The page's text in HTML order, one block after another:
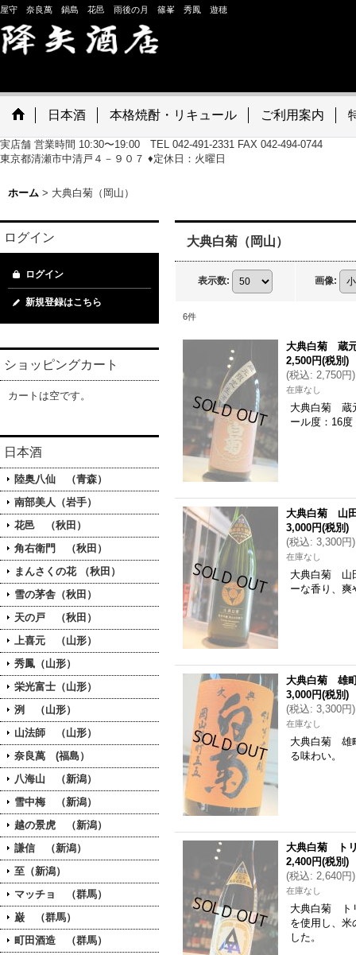
屋守 奈良萬 鍋島 花邑 雨後の月 篠峯 秀鳳 遊穂
日本酒 本格焼酎・リキュール ご利用案内
実店舗 営業時間 10:30〜19:00 TEL 042-491-2331 FAX 042-494-0744
東京都清瀬市中清戸４－９０７ ♦定休日：火曜日
ホーム > 大典白菊（岡山）
ログイン
ログイン
新規登録はこちら
ショッピングカート
カートは空です。
日本酒
陸奥八仙 （青森）
南部美人（岩手）
花邑 （秋田）
角右衛門 （秋田）
まんさくの花 （秋田）
雪の茅舎（秋田）
天の戸 （秋田）
上喜元 （山形）
秀鳳（山形）
栄光富士（山形）
洌 （山形）
山法師 （山形）
奈良萬 (福島）
八海山 （新潟）
雪中梅 （新潟）
越の景虎 （新潟）
謙信 （新潟）
至（新潟）
マッチョ （群馬）
巌 （群馬）
町田酒造 （群馬）
大典白菊（岡山）
表示数: 画像:
6件
大典白菊 蔵
2,500円(税別)
(税込: 2,750円)
在庫なし
大典白菊 蔵
ール度：16
大典白菊 山
3,000円(税別)
(税込: 3,300円)
在庫なし
大典白菊 山
ーな香り、爽
大典白菊 雄
3,000円(税別)
(税込: 3,300円)
在庫なし
大典白菊 雄
る味わい。
大典白菊 ト
2,400円(税別)
(税込: 2,640円)
在庫なし
大典白菊 ト
を使用し、米
した。